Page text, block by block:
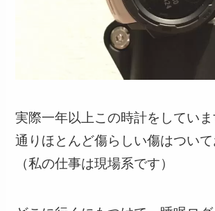
実際一年以上この時計をしてい
通りほとんど傷らしい傷はついて
（私の仕事は現場系です）